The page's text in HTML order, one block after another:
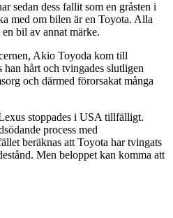
sedan dess fallit som en gråsten i
med om bilen är en Toyota. Alla
bil av annat märke.
Akio Toyoda kom till
han hårt och tvingades slutligen
och därmed förorsakat många
stoppades i USA tillfälligt.
process med
beräknas att Toyota har tvingats
Men beloppet kan komma att